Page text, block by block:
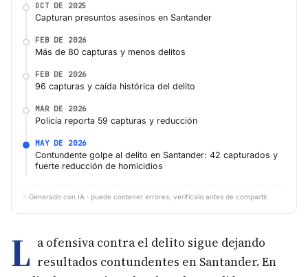
OCT DE 2025
Capturan presuntos asesinos en Santander
FEB DE 2026
Más de 80 capturas y menos delitos
FEB DE 2026
96 capturas y caída histórica del delito
MAR DE 2026
Policía reporta 59 capturas y reducción
MAY DE 2026
Contundente golpe al delito en Santander: 42 capturados y
fuerte reducción de homicidios
✨ Generado con IA · puede contener errores, verifícalo antes de compartir.
L a ofensiva contra el delito sigue dejando
resultados contundentes en Santander. En